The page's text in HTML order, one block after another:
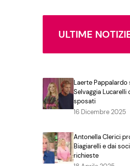
ULTIME
Laerte Pappalardo
Selvaggia
sposati
16 Dicembre 2025
Antonella Clerici
Biagiarelli e dai
richieste